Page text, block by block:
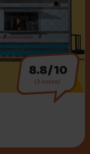
8.8/10
(3 notes)